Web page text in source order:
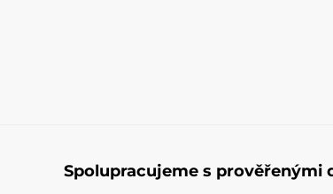
Spolupracujeme s prověřenými